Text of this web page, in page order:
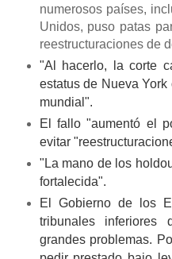
numerosos países,
Unidos, puso patas
reestructuraciones de
"Al hacerlo, la corte
estatus de Nueva
mundial".
El fallo "aumentó el
evitar
"La mano de los
fortalecida".
El Gobierno de los
tribunales inferiores
grandes problemas.